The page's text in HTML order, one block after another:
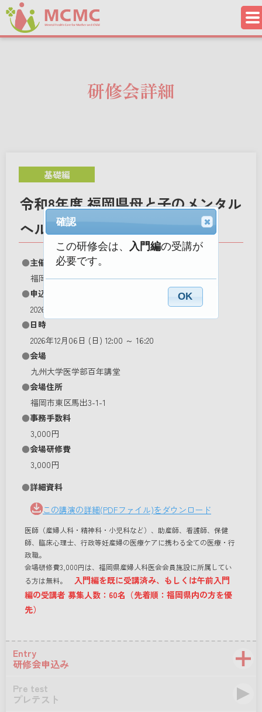
研修会詳細
基礎編
令和8年度 福岡県母と子のメンタル
ヘルスケア研修会（基礎編）
主催
福岡県産婦人科医会
申込期間
2026/09/01 0:00 ～ 2026/11/01 12:00
日時
2026年12月06日 (日) 12:00 ～ 16:20
会場
九州大学医学部百年講堂
会場住所
福岡市東区馬出3-1-1
事務手数料
3,000円
会場研修費
3,000円
詳細資料
この講演の詳細(PDFファイル)をダウンロード
医師（産婦人科・精神科・小児科など）、助産師、看護師、保健
師、臨床心理士、行政等妊産婦の医療ケアに携わる全ての医療・行
政職。
会場研修費3,000円は、福岡県産婦人科医会会員施設に所属してい
る方は無料。
入門編を既に受講済み、もしくは午前入門
編の受講者 募集人数：60名（先着順：福岡県内の方を優
先）
Entry
研修会申込み
Pre test
プレテスト
確認
この研修会は、 入門編の受講が
必要です。
OK